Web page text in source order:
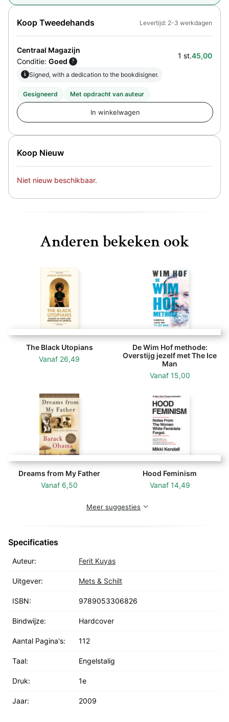
Koop Tweedehands
Centraal Magazijn
Conditie: Goed ?
1 st.45,00
i Signed, with a dedication to the bookdisigner.
Gesigneerd Met opdracht van auteur
Levertijd: 2-3 werkdagen
Koop Nieuw
Niet nieuw beschikbaar.
Anderen bekeken ook
The Black Utopians
Vanaf 26,49
De Wim Hof methode:
Overstijg jezelf met The Ice
Man
Vanaf 15,00
Dreams from My Father
Vanaf 6,50
Hood Feminism
Vanaf 14,49
Meer suggesties
Specificaties
Auteur: Ferit Kuyas
Uitgever: Mets & Schilt
ISBN: 9789053306826
Bindwijze: Hardcover
Aantal Pagina's: 112
Taal: Engelstalig
Druk: 1e
Jaar: 2009